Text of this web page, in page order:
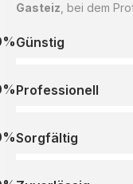
Gasteiz , bei dem
Günstig
Professionell
Sorgfältig